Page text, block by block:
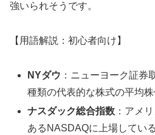
強いられそうです。
【用語解説：初心者向け】
NYダウ ：ニューヨーク証券
種類の代表的な株式の平均株
ナスダック総合指数 ：アメ
あるNASDAQに上場してい